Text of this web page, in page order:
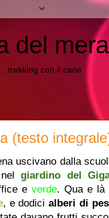
del
trekking con il cane
(testo
uscivano dalla
nelgiardino del
e verde. Qua e là
, e dodicialberi di